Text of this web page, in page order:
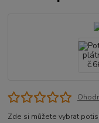
Zde si můžete vybrat